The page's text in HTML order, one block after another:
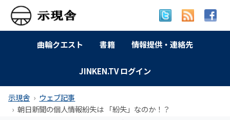
曲輪クエスト 書籍 情報提供・連絡先
JINKEN.TV ログイン
示現舎
ウェブ記事
朝日新聞の個人情報紛失は 「紛失」なのか！？